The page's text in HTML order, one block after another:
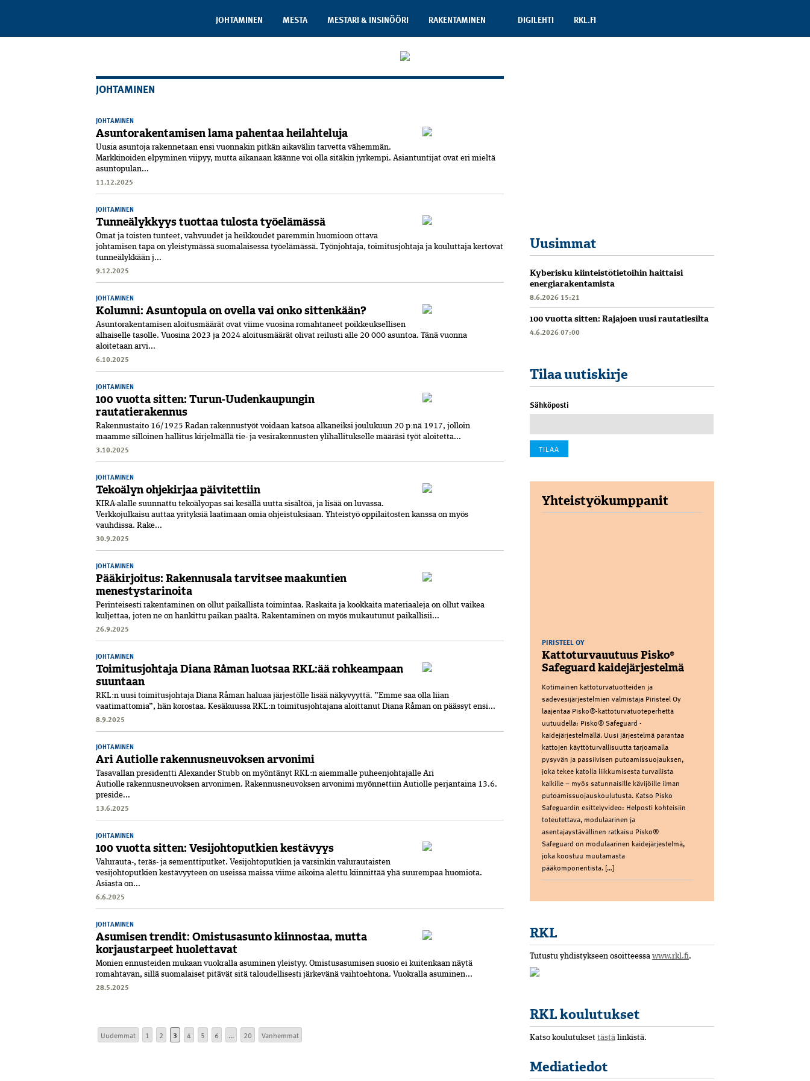
JOHTAMINEN MESTA MESTARI & INSINÖÖRI RAKENTAMINEN DIGILEHTI RKL.FI
JOHTAMINEN
JOHTAMINEN
Asuntorakentamisen lama pahentaa heilahteluja
Uusia asuntoja rakennetaan ensi vuonnakin pitkän aikavälin tarvetta vähemmän.
Markkinoiden elpyminen viipyy, mutta aikanaan käänne voi olla sitäkin jyrkempi. Asiantuntijat ovat eri mieltä
asuntopulan...
11.12.2025
JOHTAMINEN
Tunneälykkyys tuottaa tulosta työelämässä
Omat ja toisten tunteet, vahvuudet ja heikkoudet paremmin huomioon ottava
johtamisen tapa on yleistymässä suomalaisessa työelämässä. Työnjohtaja, toimitusjohtaja ja kouluttaja kertovat
tunneälykkään j...
9.12.2025
JOHTAMINEN
Kolumni: Asuntopula on ovella vai onko sittenkään?
Asuntorakentamisen aloitusmäärät ovat viime vuosina romahtaneet poikkeuksellisen
alhaiselle tasolle. Vuosina 2023 ja 2024 aloitusmäärät olivat reilusti alle 20 000 asuntoa. Tänä vuonna
aloitetaan arvi...
6.10.2025
JOHTAMINEN
100 vuotta sitten: Turun-Uudenkaupungin
rautatierakennus
Rakennustaito 16/1925 Radan rakennustyöt voidaan katsoa alkaneiksi joulukuun 20 p:nä 1917, jolloin
maamme silloinen hallitus kirjelmällä tie- ja vesirakennusten ylihallitukselle määräsi työt aloitetta...
3.10.2025
JOHTAMINEN
Tekoälyn ohjekirjaa päivitettiin
KIRA-alalle suunnattu tekoälyopas sai kesällä uutta sisältöä, ja lisää on luvassa.
Verkkojulkaisu auttaa yrityksiä laatimaan omia ohjeistuksiaan. Yhteistyö oppilaitosten kanssa on myös
vauhdissa. Rake...
30.9.2025
JOHTAMINEN
Pääkirjoitus: Rakennusala tarvitsee maakuntien
menestystarinoita
Perinteisesti rakentaminen on ollut paikallista toimintaa. Raskaita ja kookkaita materiaaleja on ollut vaikea
kuljettaa, joten ne on hankittu paikan päältä. Rakentaminen on myös mukautunut paikallisii...
26.9.2025
JOHTAMINEN
Toimitusjohtaja Diana Råman luotsaa RKL:ää rohkeampaan
suuntaan
RKL:n uusi toimitusjohtaja Diana Råman haluaa järjestölle lisää näkyvyyttä. ”Emme saa olla liian
vaatimattomia”, hän korostaa. Kesäkuussa RKL:n toimitusjohtajana aloittanut Diana Råman on päässyt ensi...
8.9.2025
JOHTAMINEN
Ari Autiolle rakennusneuvoksen arvonimi
Tasavallan presidentti Alexander Stubb on myöntänyt RKL:n aiemmalle puheenjohtajalle Ari
Autiolle rakennusneuvoksen arvonimen. Rakennusneuvoksen arvonimi myönnettiin Autiolle perjantaina 13.6.
preside...
13.6.2025
JOHTAMINEN
100 vuotta sitten: Vesijohtoputkien kestävyys
Valurauta-, teräs- ja sementtiputket. Vesijohtoputkien ja varsinkin­ ­valurautaisten
vesijohto­putkien kestävyyteen on useissa maissa viime aikoina alettu kiinnittää yhä suurempaa huomiota.
Asiasta on...
6.6.2025
JOHTAMINEN
Asumisen trendit: Omistusasunto kiinnostaa, mutta
korjaustarpeet huolettavat
Monien ennusteiden mukaan vuokralla asuminen yleistyy. Omistusasumisen suosio ei kuitenkaan näytä
romahtavan, sillä suomalaiset pitävät sitä taloudellisesti järkevänä vaihtoehtona. Vuokralla asuminen...
28.5.2025
Uudemmat 1 2 3 4 5 6 ... 20 Vanhemmat
Uusimmat
Kyberisku kiinteistötietoihin haittaisi
energiarakentamista
8.6.2026 15:21
100 vuotta sitten: Rajajoen uusi rautatiesilta
4.6.2026 07:00
Tilaa uutiskirje
Sähköposti
Yhteistyökumppanit
PIRISTEEL OY
Kattoturvauutuus Pisko®
Safeguard kaidejärjestelmä
Kotimainen kattoturvatuotteiden ja
sadevesijärjestelmien valmistaja Piristeel Oy
laajentaa Pisko®-kattoturvatuoteperhettä
uutuudella: Pisko® Safeguard -
kaidejärjestelmällä. Uusi järjestelmä parantaa
kattojen käyttöturvallisuutta tarjoamalla
pysyvän ja passiivisen putoamissuojauksen,
joka tekee katolla liikkumisesta turvallista
kaikille – myös satunnaisille kävijöille ilman
putoamissuojauskoulutusta. Katso Pisko
Safeguardin esittelyvideo: Helposti kohteisiin
toteutettava, modulaarinen ja
asentajaystävällinen ratkaisu Pisko®
Safeguard on modulaarinen kaidejärjestelmä,
joka koostuu muutamasta
pääkomponentista. […]
RKL
Tutustu yhdistykseen osoitteessa www.rkl.fi.
RKL koulutukset
Katso koulutukset tästä linkistä.
Mediatiedot